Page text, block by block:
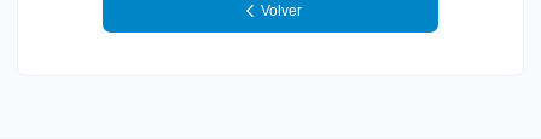
Volver